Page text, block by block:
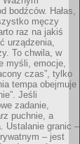
bodźców. Hałas,
męczy
raz na jakiś
urządzenia,
To chwila, w
myśli, emocje,
czas”, tylko
tempa obejmuje
Jeśli
zadanie,
puchnie, a
Ustalanie granic –
– jest